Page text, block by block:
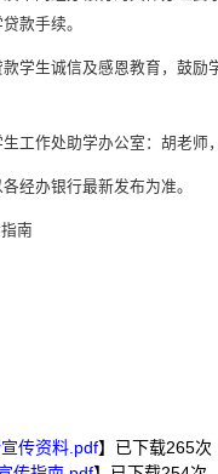
款手续。
款学生诚信及感恩教育，鼓
生工作处助学办公室：胡老
经办银行最新发布为准。
南
传资料.pdf】已下载265次